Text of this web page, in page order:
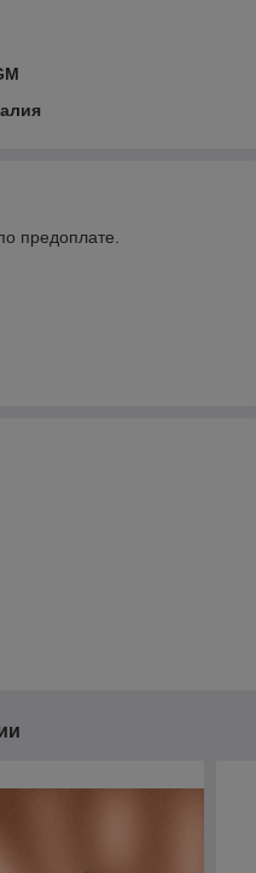
предоплате.